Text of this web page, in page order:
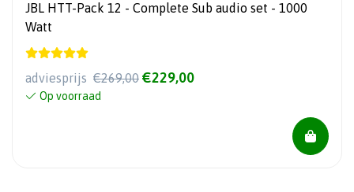
JBL HTT-Pack 12 - Complete Sub audio set - 1000
Watt
adviesprijs €269,00 €229,00
Op voorraad